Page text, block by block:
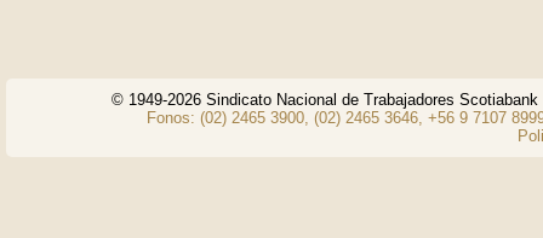
© 1949-2026 Sindicato Nacional de Trabajadores
Fonos: (02) 2465 3900, (02) 2465 3646, +56 9 7107